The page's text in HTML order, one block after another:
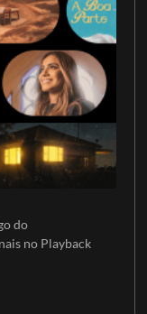
do
no Playback